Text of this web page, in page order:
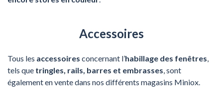
Accessoires
Tous les accessoires concernant l’habillage des fenêtres,
tels que tringles, rails, barres et embrasses, sont
également en vente dans nos différents magasins Miniox.